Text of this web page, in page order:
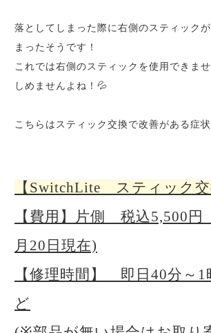
落としてしまった際に右側のスティック
まったそうです！
これでは右側のスティックを使用できま
しめませんよね！💦
こちらはスティック交換で改善がある症
【SwitchLite スティック交
【費用】片側 税込5,500
月20日現在)
【修理時間】 即日40分～1
ど